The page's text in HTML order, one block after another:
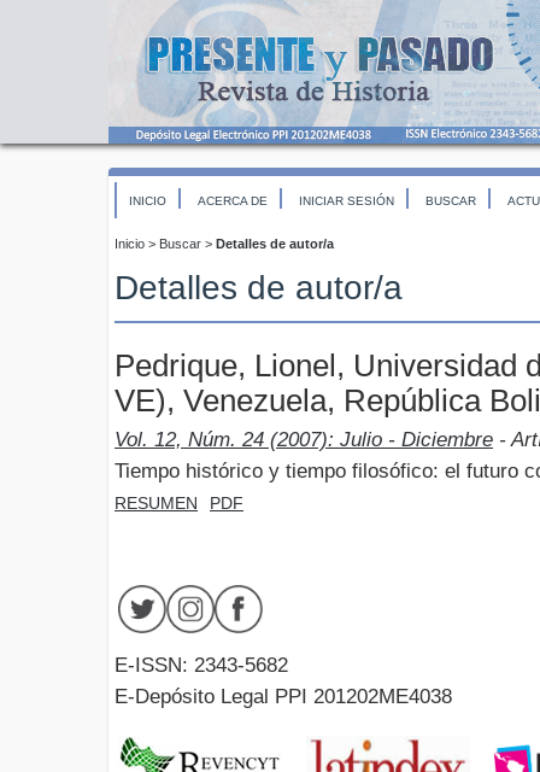
INICIO ACERCA DE INICIAR SESIÓN BUSCAR
Inicio > Buscar > Detalles de autor/a
Detalles de autor/a
Pedrique, Lionel, Universidad
VE), Venezuela, República
Vol. 12, Núm. 24 (2007): Julio - Diciembre -
Tiempo histórico y tiempo filosófico: el futuro
RESUMEN PDF
E-ISSN: 2343-5682
E-Depósito Legal PPI 201202ME4038